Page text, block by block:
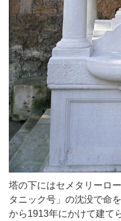
塔の下にはセメタリーロ
タニック号」の沈没で命
から1913年にかけて建て